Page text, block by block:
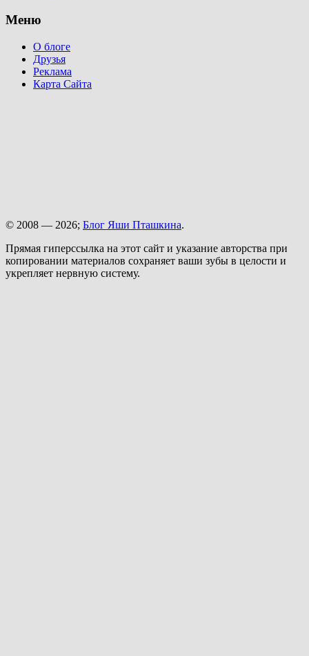
Меню
О блоге
Друзья
Реклама
Карта Сайта
© 2008 — 2026; Блог Яши Пташкина.
Прямая гиперссылка на этот сайт и указание авторства при
копировании материалов сохраняет ваши зубы в целости и
укрепляет нервную систему.